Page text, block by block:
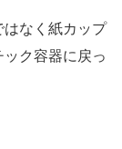
はなく紙カップ
ク容器に戻っ